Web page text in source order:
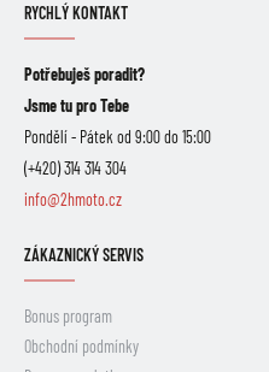
RYCHLÝ KONTAKT
Potřebuješ poradit?
Jsme tu pro Tebe
Pondělí - Pátek od 9:00 do 15:00
(+420) 314 314 304
info@2hmoto.cz
ZÁKAZNICKÝ SERVIS
Bonus program
Obchodní podmínky